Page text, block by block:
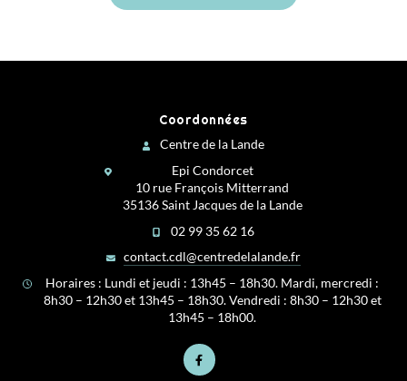
Coordonnées
Centre de la Lande
Epi Condorcet
10 rue François Mitterrand
35136 Saint Jacques de la Lande
02 99 35 62 16
contact.cdl@centredelalande.fr
Horaires : Lundi et jeudi : 13h45 – 18h30. Mardi, mercredi :
8h30 – 12h30 et 13h45 – 18h30. Vendredi : 8h30 – 12h30 et
13h45 – 18h00.